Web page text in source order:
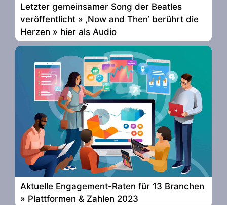
Letzter gemeinsamer Song der Beatles
veröffentlicht » ‚Now and Then‘ berührt die
Herzen » hier als Audio
Aktuelle Engagement-Raten für 13 Branchen
» Plattformen & Zahlen 2023